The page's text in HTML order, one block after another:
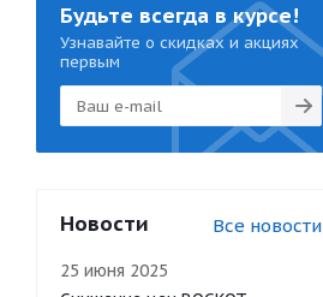
Будьте всегда в курсе!
Узнавайте о скидках и акциях
первым
Новости Все новости
25 июня 2025